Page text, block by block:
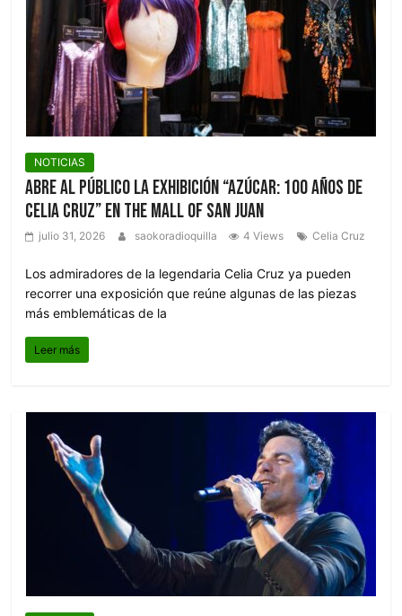
otro
Nivel
NOTICIAS
Abre al público la exhibición “Azúcar: 100 años de
Celia Cruz” en The Mall of San Juan
julio 31, 2026 saokoradioquilla 4 Views Celia Cruz
Los admiradores de la legendaria Celia Cruz ya pueden
recorrer una exposición que reúne algunas de las piezas
más emblemáticas de la
Leer más